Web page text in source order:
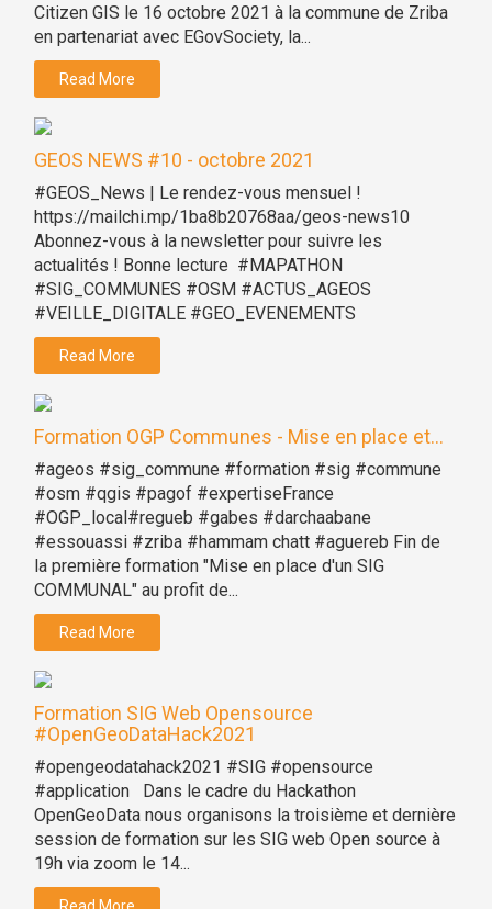
Citizen GIS le 16 octobre 2021 à la commune de Zriba
en partenariat avec EGovSociety, la...
Read More
GEOS NEWS #10 - octobre 2021
#GEOS_News | Le rendez-vous mensuel !
https://mailchi.mp/1ba8b20768aa/geos-news10
Abonnez-vous à la newsletter pour suivre les
actualités ! Bonne lecture #MAPATHON
#SIG_COMMUNES #OSM #ACTUS_AGEOS
#VEILLE_DIGITALE #GEO_EVENEMENTS
Read More
Formation OGP Communes - Mise en place et...
#ageos #sig_commune #formation #sig #commune
#osm #qgis #pagof #expertiseFrance
#OGP_local#regueb #gabes #darchaabane
#essouassi #zriba #hammam chatt #aguereb Fin de
la première formation "Mise en place d'un SIG
COMMUNAL" au profit de...
Read More
Formation SIG Web Opensource
#OpenGeoDataHack2021
#opengeodatahack2021 #SIG #opensource
#application Dans le cadre du Hackathon
OpenGeoData nous organisons la troisième et dernière
session de formation sur les SIG web Open source à
19h via zoom le 14...
Read More